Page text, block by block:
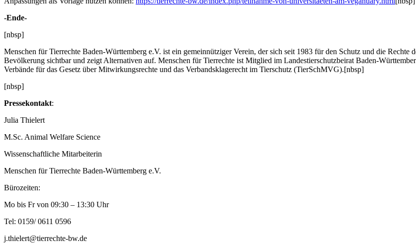
-Ende-
[nbsp]
Menschen für Tierrechte Baden-Württemberg e.V. ist ein gemeinnütziger Verein, der sich seit 1983 für den Schutz und die
Bevölkerung sichtbar und zeigt Alternativen auf. Menschen für Tierrechte ist Mitglied im Landestierschutzbeirat Baden-
Verbände für das Gesetz über Mitwirkungsrechte und das Verbandsklagerecht im Tierschutz (TierSchMVG).[nbsp]
[nbsp]
Pressekontakt:
Julia Thielert
M.Sc. Animal Welfare Science
Wissenschaftliche Mitarbeiterin
Menschen für Tierrechte Baden-Württemberg e.V.
Bürozeiten:
Mo bis Fr von 09:30 – 13:30 Uhr
Tel: 0159/ 0611 0596
j.thielert@tierrechte-bw.de